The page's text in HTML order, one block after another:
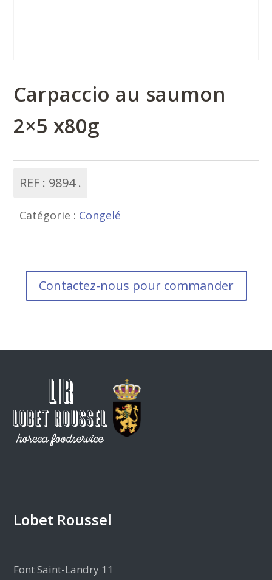
Carpaccio au saumon
2×5 x80g
REF : 9894
Catégorie : Congelé
Contactez-nous pour commander
Lobet Roussel
Font Saint-Landry 11